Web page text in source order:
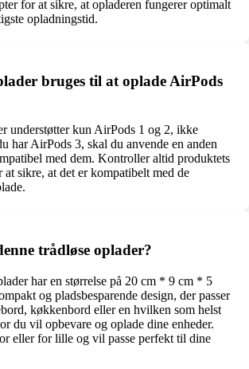
for at sikre, at opladeren fungerer optimalt
opladningstid.
bruges til at oplade AirPods
understøtter kun AirPods 1 og 2, ikke
har AirPods 3, skal du anvende en anden
med dem. Kontroller altid produktets
sikre, at det er kompatibelt med de
trådløse oplader?
har en størrelse på 20 cm * 9 cm * 5
og pladsbesparende design, der passer
køkkenbord eller en hvilken som helst
du vil opbevare og oplade dine enheder.
eller for lille og vil passe perfekt til dine